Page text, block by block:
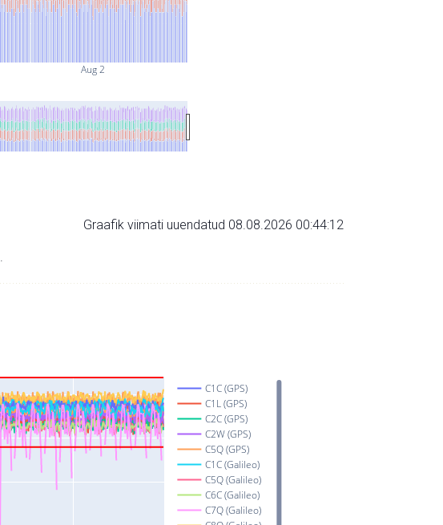
Aug 2
Graafik viimati uuendatud 08.08.2026 00:44:12
C1C (GPS)
C1L (GPS)
C2C (GPS)
C2W (GPS)
C5Q (GPS)
C1C (Galileo)
C5Q (Galileo)
C6C (Galileo)
C7Q (Galileo)